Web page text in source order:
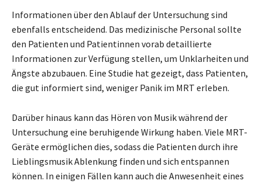
Informationen über den Ablauf der Untersuchung sind
ebenfalls entscheidend. Das medizinische Personal sollte
den Patienten und Patientinnen vorab detaillierte
Informationen zur Verfügung stellen, um Unklarheiten und
Ängste abzubauen. Eine Studie hat gezeigt, dass Patienten,
die gut informiert sind, weniger Panik im MRT erleben.
Darüber hinaus kann das Hören von Musik während der
Untersuchung eine beruhigende Wirkung haben. Viele MRT-
Geräte ermöglichen dies, sodass die Patienten durch ihre
Lieblingsmusik Ablenkung finden und sich entspannen
können. In einigen Fällen kann auch die Anwesenheit eines